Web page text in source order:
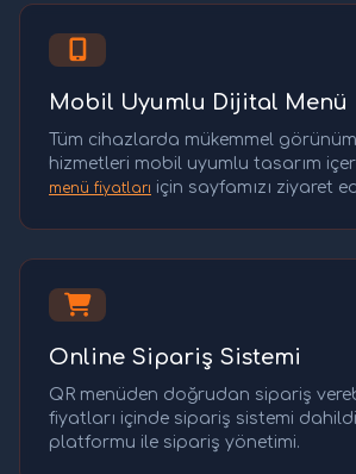
Mobil Uyumlu Dijital Menü
Tüm cihazlarda mükemmel
hizmetleri mobil uyumlu tasarım
menü fiyatları için sayfamızı ziyaret
Online Sipariş Sistemi
QR menüden doğrudan sipariş
fiyatları içinde sipariş sistemi
platformu ile sipariş yönetimi.